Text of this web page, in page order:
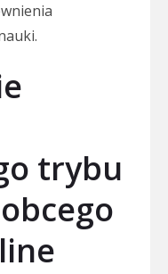
trybu